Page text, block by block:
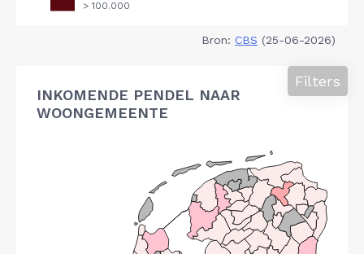
Bron: CBS (25-06-2026)
INKOMENDE PENDEL NAAR
WOONGEMEENTE
Filters